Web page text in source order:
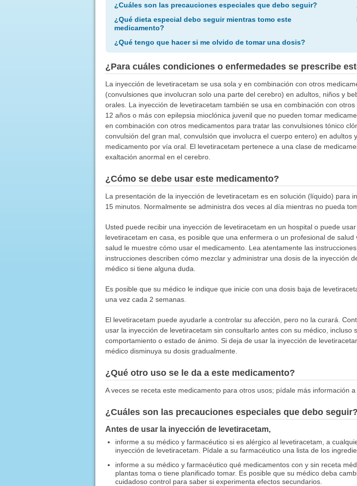
¿Cuáles son las precauciones especiales que debo seguir?
¿Qué dieta especial debo seguir mientras tomo este
medicamento?
¿Qué tengo que hacer si me olvido de tomar una dosis?
¿Para cuáles condiciones o enfermedades se prescribe
La inyección de levetiracetam se usa sola y en combinación con otros
(convulsiones que involucran solo una parte del cerebro) en adultos, niños y
orales. La inyección de levetiracetam también se usa en combinación con
12 años o más con epilepsia mioclónica juvenil que no pueden tomar
en combinación con otros medicamentos para tratar las convulsiones tónico
convulsión del gran mal, convulsión que involucra el cuerpo entero) en
medicamento por vía oral. El levetiracetam pertenece a una clase de
exaltación anormal en el cerebro.
¿Cómo se debe usar este medicamento?
La presentación de la inyección de levetiracetam es en solución (líquido) para
15 minutos. Normalmente se administra dos veces al día mientras no pueda
Usted puede recibir una inyección de levetiracetam en un hospital o puede
levetiracetam en casa, es posible que una enfermera o un profesional de
salud le muestre cómo usar el medicamento. Lea atentamente las
instrucciones describen cómo mezclar y administrar una dosis de la inyección
médico si tiene alguna duda.
Es posible que su médico le indique que inicie con una dosis baja de
una vez cada 2 semanas.
El levetiracetam puede ayudarle a controlar su afección, pero no la curará.
usar la inyección de levetiracetam sin consultarlo antes con su médico,
comportamiento o estado de ánimo. Si deja de usar la inyección de
médico disminuya su dosis gradualmente.
¿Qué otro uso se le da a este medicamento?
A veces se receta este medicamento para otros usos; pídale más información
¿Cuáles son las precauciones especiales que debo seguir?
Antes de usar la inyección de levetiracetam,
informe a su médico y farmacéutico si es alérgico al levetiracetam, a
inyección de levetiracetam. Pídale a su farmacéutico una lista de los
informe a su médico y farmacéutico qué medicamentos con y sin receta
plantas toma o tiene planificado tomar. Es posible que su médico deba
cuidadoso control para saber si experimenta efectos secundarios.